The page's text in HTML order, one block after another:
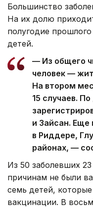
Большинство
На их долю
полугодие
детей.
— Из общего
человек —
На втором
15 случаев.
и Зайсан. Еще
в Риддере,
районах, —
Из 50 заболевших
причинам не были
семь детей,
вакцинации. В